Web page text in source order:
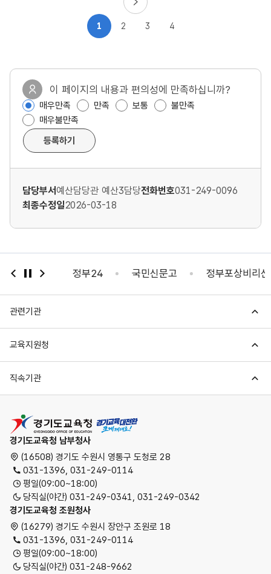
1 2 3 4
이 페이지의 내용과 편의성에 만족하십니까?
매우만족 만족 보통
불만족
매우불만족
등록하기
담당부서 예산담당관 예산3담당전화번호031-249-0096
최종수정일2026-03-18
가진단 정부24 국민신문고 정부포상비리신고
관련기관
교육지원청
직속기관
경기도교육청
경기도교육청 남부청사
(16508) 경기도 수원시 영통구 도청로 28
031-1396, 031-249-0114
평일(09:00~18:00)
당직실(야간) 031-249-0341, 031-249-0342
경기도교육청 조원청사
(16279) 경기도 수원시 장안구 조원로 18
031-1396, 031-249-0114
평일(09:00~18:00)
당직실(야간) 031-248-9662